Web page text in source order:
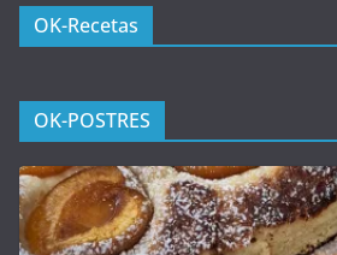
OK-Recetas
OK-POSTRES